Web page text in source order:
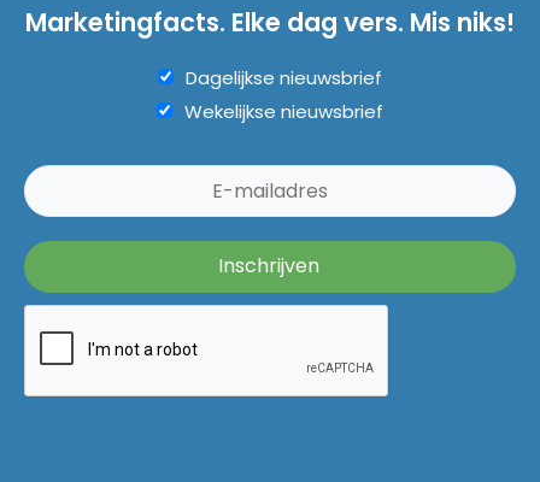
Marketingfacts. Elke dag vers. Mis niks!
Dagelijkse nieuwsbrief
Wekelijkse nieuwsbrief